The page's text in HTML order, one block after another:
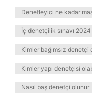
Denetleyici ne kadar
İç denetçilik sınavı
Kimler bağımsız denetçi
Kimler yapı denetçisi
Nasıl baş denetçi olunur